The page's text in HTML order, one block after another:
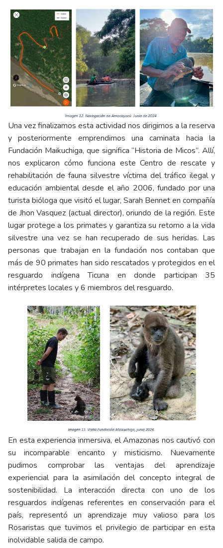
Una vez finalizamos esta actividad nos dirigimos a la reserva
y posteriormente emprendimos una caminata hacia la
Fundación Maikuchiga, que significa “Historia de Micos”. Allí,
nos explicaron cómo funciona este Centro de rescate y
rehabilitación de fauna silvestre víctima del tráfico ilegal y
educación ambiental desde el año 2006, fundado por una
turista bióloga que visitó el lugar, Sarah Bennet en compañía
de Jhon Vasquez (actual director), oriundo de la región. Este
lugar protege a los primates y garantiza su retorno a la vida
silvestre una vez se han recuperado de sus heridas. Las
personas que trabajan en la fundación nos contaban que
más de 90 primates han sido rescatados y protegidos en el
resguardo indígena Ticuna en donde participan 35
intérpretes locales y 6 miembros del resguardo.
En esta experiencia inmersiva, el Amazonas nos cautivó con
su incomparable encanto y misticismo. Nuevamente
pudimos comprobar las ventajas del aprendizaje
experiencial para la asimilación del concepto integral de
sostenibilidad. La interacción directa con uno de los
resguardos indígenas referentes en conservación para el
país, representó un aprendizaje muy valioso para los
Rosaristas que tuvimos el privilegio de participar en esta
inolvidable salida de campo.